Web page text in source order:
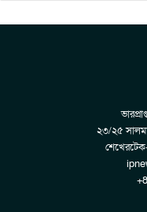
২৩/২৫ সালমা